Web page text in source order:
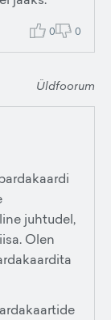
0 0
Üldfoorum
juhtudel,
Olen